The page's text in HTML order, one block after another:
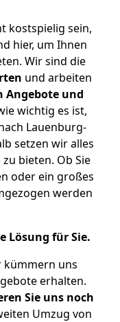
kostspielig sein,
hier, um Ihnen
Wir sind die
und arbeiten
Angebote und
wichtig es ist,
Lauenburg-
setzen wir alles
bieten. Ob Sie
oder ein großes
werden
Lösung für Sie.
kümmern uns
erhalten.
Sie uns noch
Umzug von